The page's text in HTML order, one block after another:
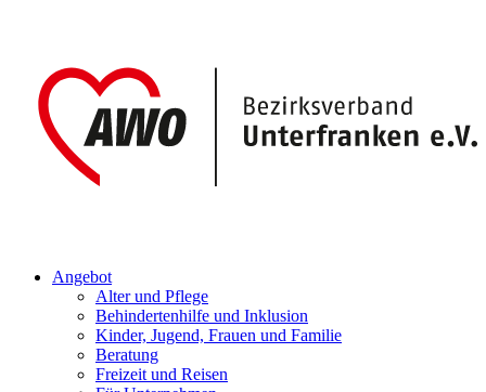
Angebot
Alter und Pflege
Behindertenhilfe und Inklusion
Kinder, Jugend, Frauen und Familie
Beratung
Freizeit und Reisen